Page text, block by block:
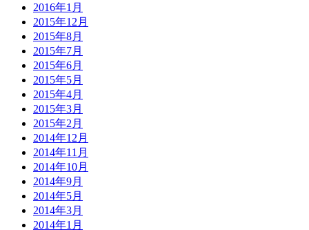
2016年1月
2015年12月
2015年8月
2015年7月
2015年6月
2015年5月
2015年4月
2015年3月
2015年2月
2014年12月
2014年11月
2014年10月
2014年9月
2014年5月
2014年3月
2014年1月